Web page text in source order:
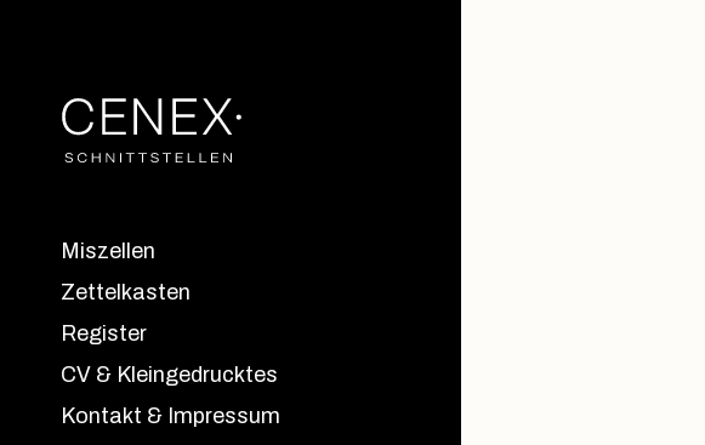
Miszellen
Zettelkasten
Register
CV & Kleingedrucktes
Kontakt & Impressum